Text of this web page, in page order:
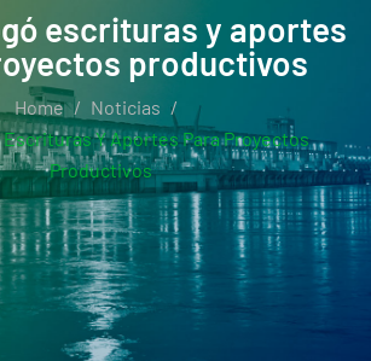
escrituras y aportes
productivos
Home
Noticias
Y Aportes Para Proyectos
Productivos